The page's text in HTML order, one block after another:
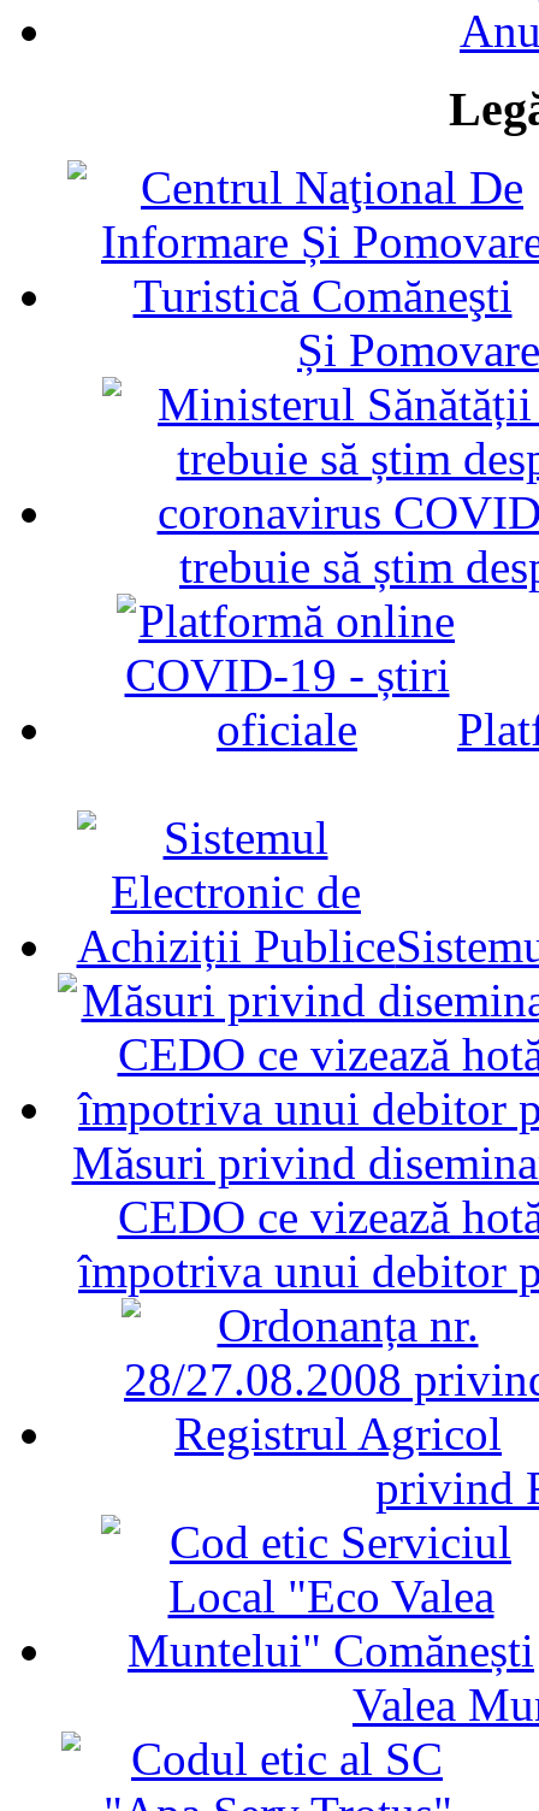
Și
trebuie să știm
Măsuri privind
CEDO ce vizează
împotriva unui debitor
privind
Valea